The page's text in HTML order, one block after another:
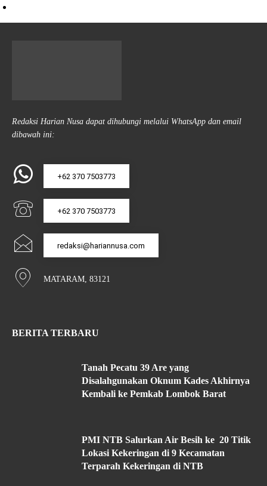
Redaksi Harian Nusa dapat dihubungi melalui WhatsApp dan email
dibawah ini:
+62 370 7503773
+62 370 7503773
redaksi@hariannusa.com
MATARAM, 83121
BERITA TERBARU
Tanah Pecatu 39 Are yang
Disalahgunakan Oknum Kades Akhirnya
Kembali ke Pemkab Lombok Barat
PMI NTB Salurkan Air Besih ke 20 Titik
Lokasi Kekeringan di 9 Kecamatan
Terparah Kekeringan di NTB